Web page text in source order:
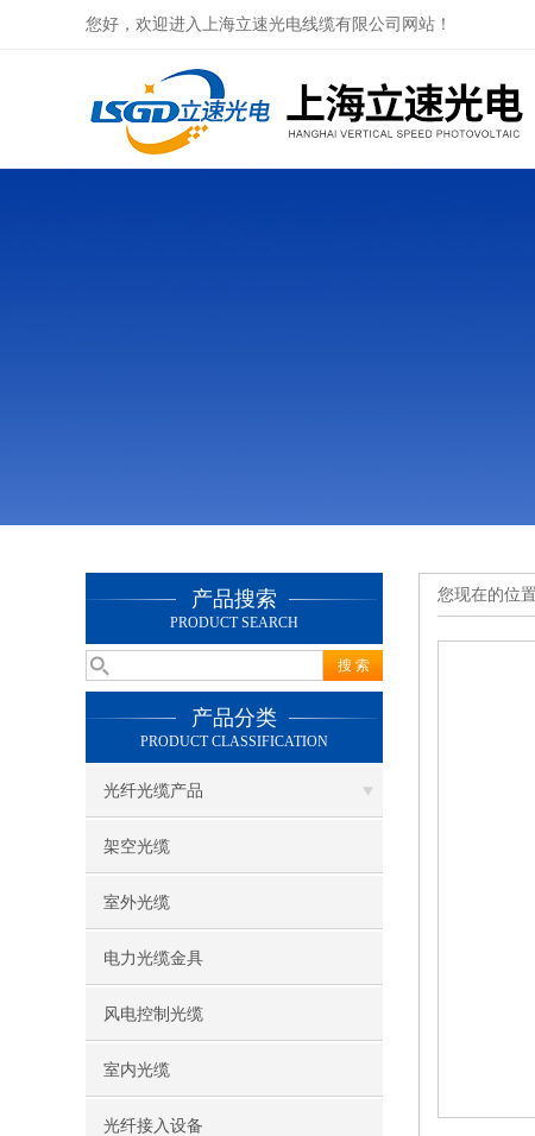
您好，欢迎进入上海立速光电线缆有限公司网站！
产品搜索
PRODUCT SEARCH
产品分类
PRODUCT CLASSIFICATION
光纤光缆产品
架空光缆
室外光缆
电力光缆金具
风电控制光缆
室内光缆
光纤接入设备
您现在的位置